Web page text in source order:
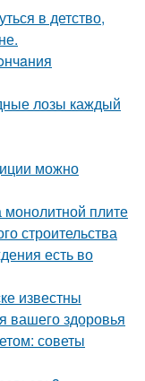
в детство,
лозы каждый
можно
плите
строительства
есть во
известны
вашего здоровья
советы